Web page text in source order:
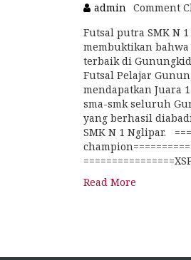
admin Comment
Futsal putra SMK N
membuktikan
terbaik di
Futsal Pelajar
mendapatkan Juara
sma-smk seluruh
yang berhasil
SMK N 1 Nglipar.
Read More